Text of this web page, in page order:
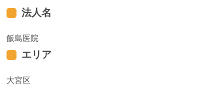
法人名
飯島医院
エリア
大宮区